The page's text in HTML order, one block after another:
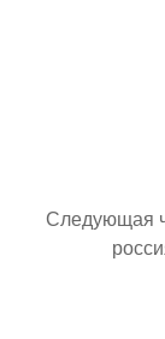
Следующая